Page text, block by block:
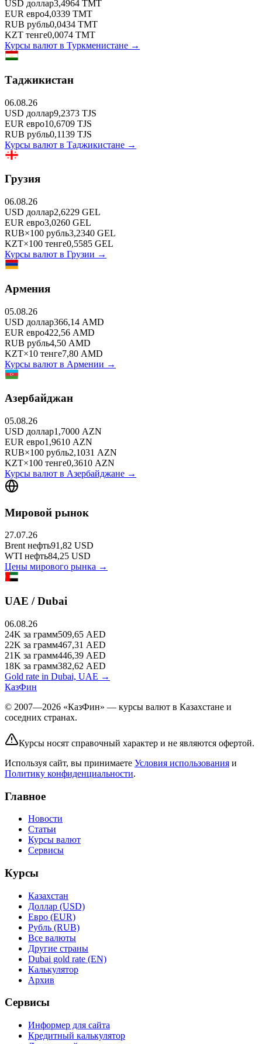
USD доллар3,4964 TMT
EUR евро4,0339 TMT
RUB рубль0,0434 TMT
KZT тенге0,0074 TMT
Курсы валют в Туркменистане →
Таджикистан
06.08.26
USD доллар9,2373 TJS
EUR евро10,6709 TJS
RUB рубль0,1139 TJS
Курсы валют в Таджикистане →
Грузия
06.08.26
USD доллар2,6229 GEL
EUR евро3,0260 GEL
RUB×100 рубль3,2340 GEL
KZT×100 тенге0,5585 GEL
Курсы валют в Грузии →
Армения
05.08.26
USD доллар366,14 AMD
EUR евро422,56 AMD
RUB рубль4,50 AMD
KZT×10 тенге7,80 AMD
Курсы валют в Армении →
Азербайджан
05.08.26
USD доллар1,7000 AZN
EUR евро1,9610 AZN
RUB×100 рубль2,1031 AZN
KZT×100 тенге0,3610 AZN
Курсы валют в Азербайджане →
Мировой рынок
27.07.26
Brent нефть91,82 USD
WTI нефть84,25 USD
Цены мирового рынка →
UAE / Dubai
06.08.26
24K за грамм509,65 AED
22K за грамм467,31 AED
21K за грамм446,39 AED
18K за грамм382,62 AED
Gold rate in Dubai, UAE →
КазФин
© 2007—2026 «КазФин» — курсы валют в Казахстане и
соседних странах.
Курсы носят справочный характер и не являются офертой.
Используя сайт, вы принимаете Условия использования и
Политику конфиденциальности.
Главное
Новости
Статьи
Курсы валют
Сервисы
Курсы
Казахстан
Доллар (USD)
Евро (EUR)
Рубль (RUB)
Все валюты
Другие страны
Dubai gold rate (EN)
Калькулятор
Архив
Сервисы
Информер для сайта
Кредитный калькулятор